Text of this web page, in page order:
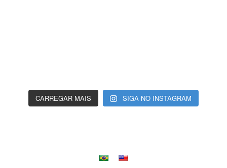
CARREGAR MAIS SIGA NO INSTAGRAM